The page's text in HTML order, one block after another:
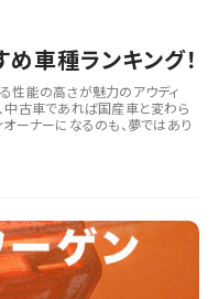
め車種ランキング！
性能の高さが魅力のアウディ
中古車であれば国産車と変わら
ーナーになるのも、夢ではあり